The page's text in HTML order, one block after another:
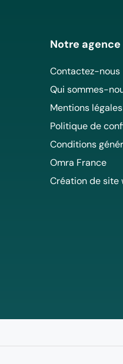
Notre agence
Contactez-nous
Qui sommes-
Mentions légales
Politique de
Conditions
Omra France
Création de site